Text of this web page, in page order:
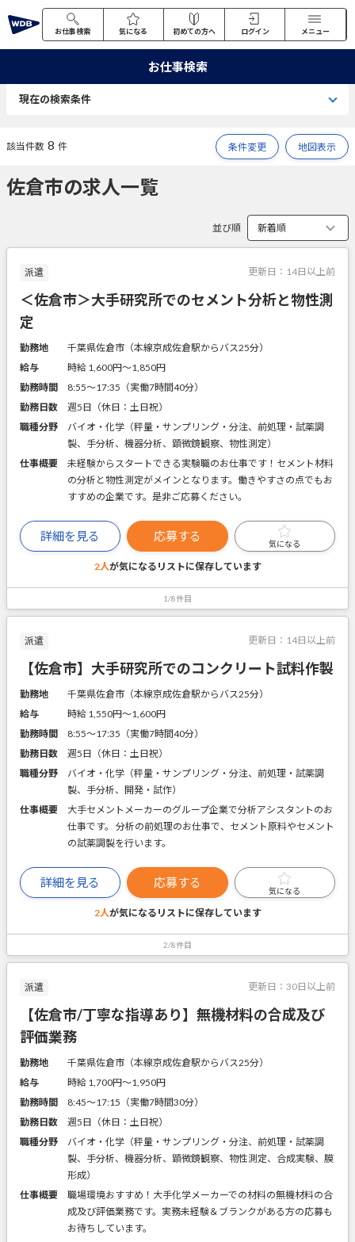
お仕事検索 気になる 初めての方へ ログイン メニュー
お仕事検索
現在の検索条件
該当件数 8 件 条件変更 地図表示
佐倉市の求人一覧
並び順
派遣 更新日： 14日以上前
＜佐倉市＞大手研究所でのセメント分析と物性測
定
勤務地
千葉県佐倉市（本線京成佐倉駅からバス25分）
給与
時給 1,600円〜1,850円
勤務時間
8:55～17:35（実働7時間40分）
勤務日数
週5日（休日：土日祝）
職種分野
バイオ・化学（秤量・サンプリング・分注、前処理・試薬調
製、手分析、機器分析、顕微鏡観察、物性測定）
仕事概要
未経験からスタートできる実験職のお仕事です！セメント材料
の分析と物性測定がメインとなります。働きやすさの点でもお
すすめの企業です。是非ご応募ください。
詳細を見る 応募する
気になる
2人が気になるリストに保存しています
1/8件目
派遣 更新日： 14日以上前
【佐倉市】大手研究所でのコンクリート試料作製
勤務地
千葉県佐倉市（本線京成佐倉駅からバス25分）
給与
時給 1,550円〜1,600円
勤務時間
8:55～17:35（実働7時間40分）
勤務日数
週5日（休日：土日祝）
職種分野
バイオ・化学（秤量・サンプリング・分注、前処理・試薬調
製、手分析、開発・試作）
仕事概要
大手セメントメーカーのグループ企業で分析アシスタントのお
仕事です。 分析の前処理のお仕事で、セメント原料やセメント
の試薬調製を行います。
詳細を見る 応募する
気になる
2人が気になるリストに保存しています
2/8件目
派遣 更新日： 30日以上前
【佐倉市/丁寧な指導あり】無機材料の合成及び
評価業務
勤務地
千葉県佐倉市（本線京成佐倉駅からバス25分）
給与
時給 1,700円〜1,950円
勤務時間
8:45～17:15（実働7時間30分）
勤務日数
週5日（休日：土日祝）
職種分野
バイオ・化学（秤量・サンプリング・分注、前処理・試薬調
製、手分析、機器分析、顕微鏡観察、物性測定、合成実験、膜
形成）
仕事概要
職場環境おすすめ！大手化学メーカーでの材料の無機材料の合
成及び評価業務です。実務未経験＆ブランクがある方の応募も
お待ちしています。